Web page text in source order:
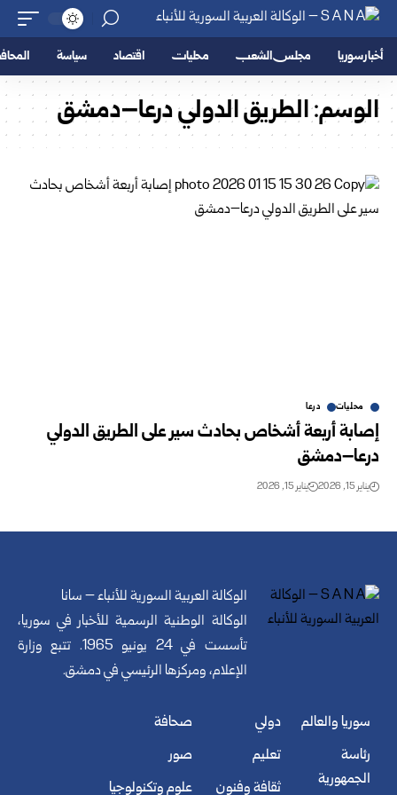
أخبار سوريا مجلس الشعب محليات اقتصاد سياسة
الوسم:الطريق الدولي درعا–دمشق
محليات درعا
إصابة أربعة أشخاص بحادث سير على الطريق الدولي
درعا–دمشق
يناير 15, 2026 يناير 15, 2026
الوكالة العربية السورية للأنباء – سانا
الوكالة الوطنية الرسمية للأخبار في سوريا،
تأسست في 24 يونيو 1965. تتبع وزارة
الإعلام، ومركزها الرئيسي في دمشق.
سوريا والعالم
رئاسة
الجمهورية
دولي
تعليم
ثقافة وفنون
صحافة
صور
علوم وتكنولوجيا